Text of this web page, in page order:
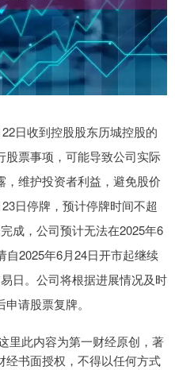
日收到控股股东历城控股的
票事项，可能导致公司实际
维护投资者利益，避免股价
日停牌，预计停牌时间不超
成，公司预计无法在2025年6
自2025年6月24日开市起继续
日。公司将根据进展情况及时
请股票复牌。
里此内容为第一财经原创，著
书面授权，不得以任何方式